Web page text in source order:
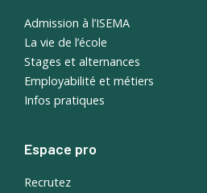
Admission à l’ISEMA
La vie de l’école
Stages et alternances
Employabilité et métiers
Infos pratiques
Espace pro
Recrutez